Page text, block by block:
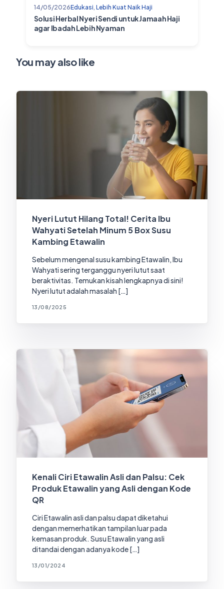
14/05/2026Edukasi Lebih Kuat Naik Haji
Solusi Herbal Nyeri Sendi untuk Jamaah Haji
agar Ibadah Lebih Nyaman
You may also like
Nyeri Lutut Hilang Total! Cerita Ibu
Wahyati Setelah Minum 5 Box Susu
Kambing Etawalin
Sebelum mengenal susu kambing Etawalin, Ibu
Wahyati sering terganggu nyeri lutut saat
beraktivitas. Temukan kisah lengkapnya di sini!
Nyeri lutut adalah masalah […]
13/08/2025
Kenali Ciri Etawalin Asli dan Palsu: Cek
Produk Etawalin yang Asli dengan Kode
QR
Ciri Etawalin asli dan palsu dapat diketahui
dengan memerhatikan tampilan luar pada
kemasan produk. Susu Etawalin yang asli
ditandai dengan adanya kode […]
13/01/2024